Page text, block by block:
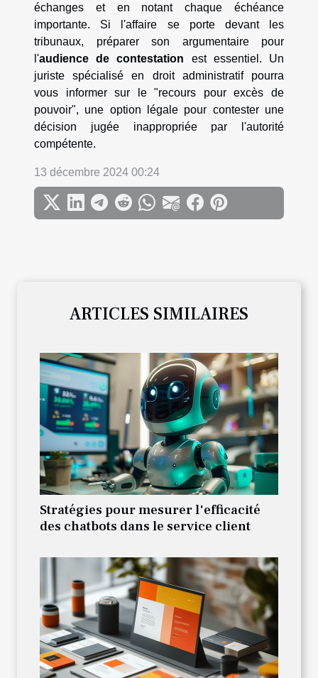
échanges et en notant chaque échéance
importante. Si l'affaire se porte devant les
tribunaux, préparer son argumentaire pour
l'audience de contestation est essentiel. Un
juriste spécialisé en droit administratif pourra
vous informer sur le "recours pour excès de
pouvoir", une option légale pour contester une
décision jugée inappropriée par l'autorité
compétente.
13 décembre 2024 00:24
ARTICLES SIMILAIRES
Stratégies pour mesurer l'efficacité
des chatbots dans le service client